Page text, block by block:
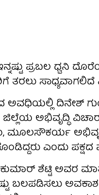
ಪ್ರಬಲ ಧ್ವನಿ
ತರಲು ಸಾಧ್ಯವಾಗಲಿದೆ
ದಿನೇಶ್
ಅಭಿವೃದ್ಧಿ
ಮೂಲಸೌಕರ್ಯ
ಎಂದು ಪಕ್ಷದ
ಶೆಟ್ಟಿ ಅವರ
ಬಲಪಡಿಸಲು